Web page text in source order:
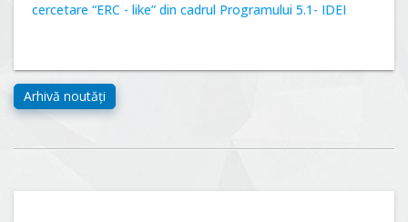
cercetare “ERC - like” din cadrul Programului 5.1- IDEI